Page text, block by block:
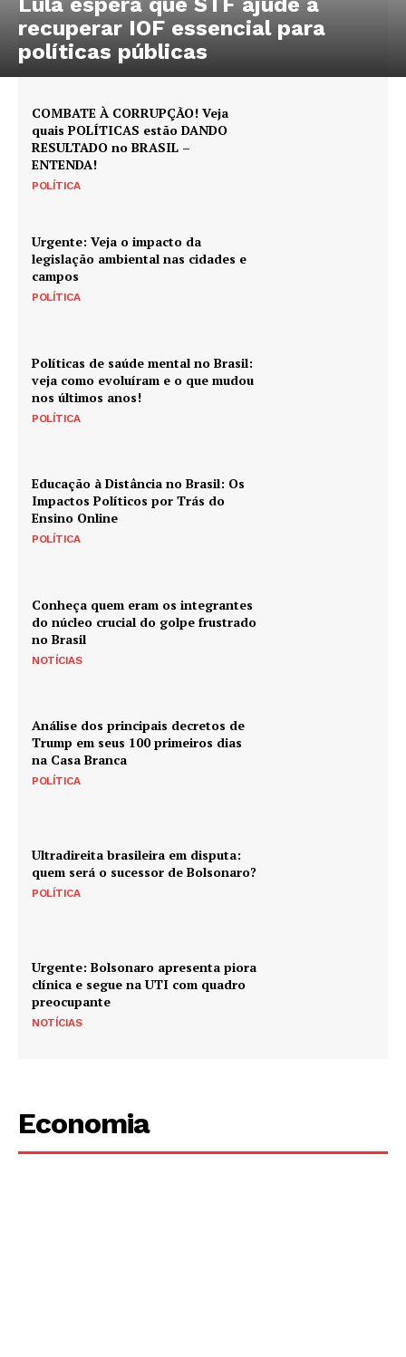
recuperar IOF essencial para
políticas públicas
COMBATE À CORRUPÇÃO! Veja
quais POLÍTICAS estão DANDO
RESULTADO no BRASIL –
ENTENDA!
POLÍTICA
Urgente: Veja o impacto da
legislação ambiental nas cidades e
campos
POLÍTICA
Políticas de saúde mental no Brasil:
veja como evoluíram e o que mudou
nos últimos anos!
POLÍTICA
Educação à Distância no Brasil: Os
Impactos Políticos por Trás do
Ensino Online
POLÍTICA
Conheça quem eram os integrantes
do núcleo crucial do golpe frustrado
no Brasil
NOTÍCIAS
Análise dos principais decretos de
Trump em seus 100 primeiros dias
na Casa Branca
POLÍTICA
Ultradireita brasileira em disputa:
quem será o sucessor de Bolsonaro?
POLÍTICA
Urgente: Bolsonaro apresenta piora
clínica e segue na UTI com quadro
preocupante
NOTÍCIAS
Economia